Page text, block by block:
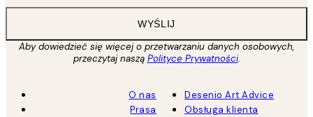
WYŚLIJ
Aby dowiedzieć się więcej o przetwarzaniu danych osobowych,
przeczytaj naszą Polityce Prywatności.
O nas
Prasa
Desenio Art Advice
Obsługa klienta